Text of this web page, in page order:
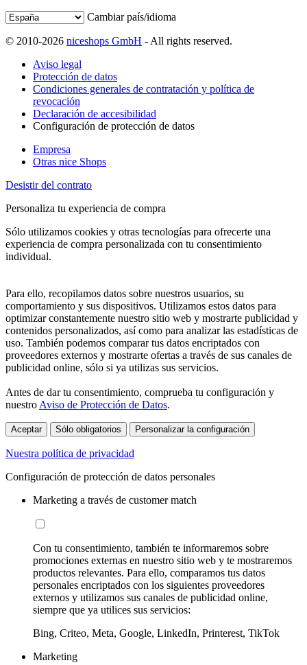
Cambiar país/idioma
© 2010-2026 niceshops GmbH - All rights reserved.
Aviso legal
Protección de datos
Condiciones generales de contratación y política de
revocación
Declaración de accesibilidad
Configuración de protección de datos
Empresa
Otras nice Shops
Desistir del contrato
Personaliza tu experiencia de compra
Sólo utilizamos cookies y otras tecnologías para ofrecerte una
experiencia de compra personalizada con tu consentimiento
individual.
Para ello, recopilamos datos sobre nuestros usuarios, su
comportamiento y sus dispositivos. Utilizamos estos datos para
optimizar constantemente nuestro sitio web y mostrarte publicidad y
contenidos personalizados, así como para analizar las estadísticas de
uso. También podemos comparar tus datos encriptados con
proveedores externos y mostrarte ofertas a través de sus canales de
publicidad online, sólo si ya utilizas sus servicios.
Antes de dar tu consentimiento, comprueba tu configuración y
nuestro Aviso de Protección de Datos.
Aceptar Sólo obligatorios Personalizar la configuración
Nuestra política de privacidad
Configuración de protección de datos personales
Marketing a través de customer match
Con tu consentimiento, también te informaremos sobre
promociones externas en nuestro sitio web y te mostraremos
productos relevantes. Para ello, comparamos tus datos
personales encriptados con los siguientes proveedores
externos y utilizamos sus canales de publicidad online,
siempre que ya utilices sus servicios:
Bing, Criteo, Meta, Google, LinkedIn, Printerest, TikTok
Marketing